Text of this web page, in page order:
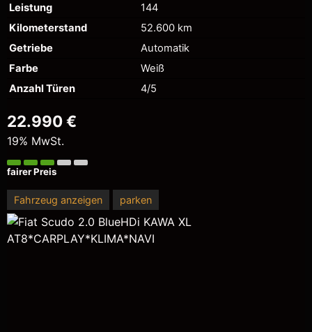
Leistung
144
Kilometerstand
52.600 km
Getriebe
Automatik
Farbe
Weiß
Anzahl Türen
4/5
22.990 €
19% MwSt.
fairer Preis
Fahrzeug anzeigen parken